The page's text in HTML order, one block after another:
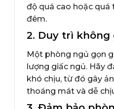
độ quá cao hoặc quá
đêm.
2. Duy trì không
Một phòng ngủ gọn
lượng giấc ngủ. Hãy
khó chịu, từ đó gây
thoáng mát và dễ